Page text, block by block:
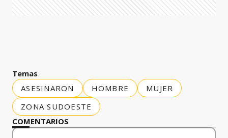
Temas
ASESINARON
HOMBRE
MUJER
ZONA SUDOESTE
COMENTARIOS